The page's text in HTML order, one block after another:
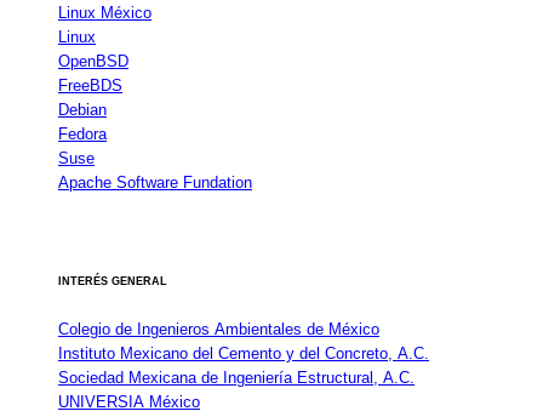
Linux México
Linux
OpenBSD
FreeBDS
Debian
Fedora
Suse
Apache Software Fundation
INTERÉS GENERAL
Colegio de Ingenieros Ambientales de México
Instituto Mexicano del Cemento y del Concreto, A.C.
Sociedad Mexicana de Ingeniería Estructural, A.C.
UNIVERSIA México